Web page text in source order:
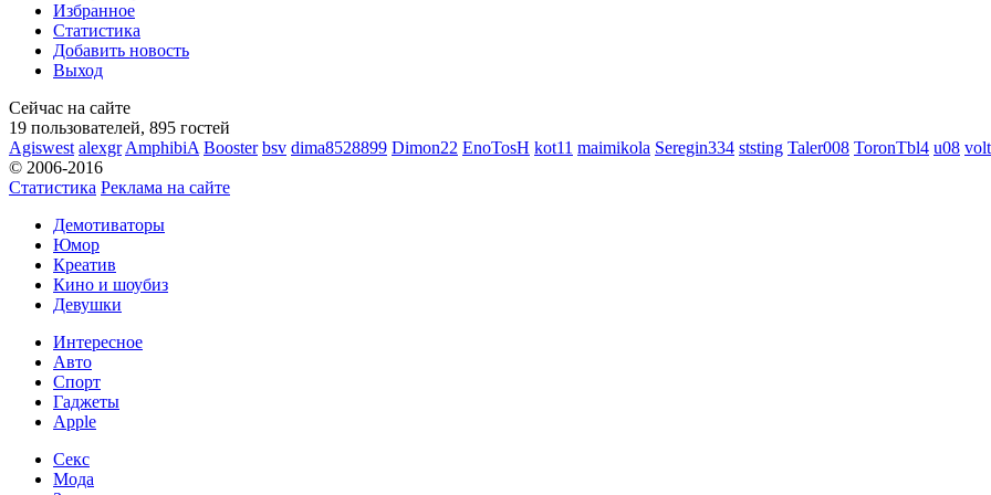
Избранное
Статистика
Добавить новость
Выход
Сейчас на сайте
19 пользователей, 895 гостей
Agiswest alexgr AmphibiA Booster bsv dima8528899 Dimon22 EnoTosH kot11 maimikola Seregin334 ststing Taler008 ToronTbl4 u08
© 2006-2016
Статистика Реклама на сайте
Демотиваторы
Юмор
Креатив
Кино и шоубиз
Девушки
Интересное
Авто
Спорт
Гаджеты
Apple
Секс
Мода